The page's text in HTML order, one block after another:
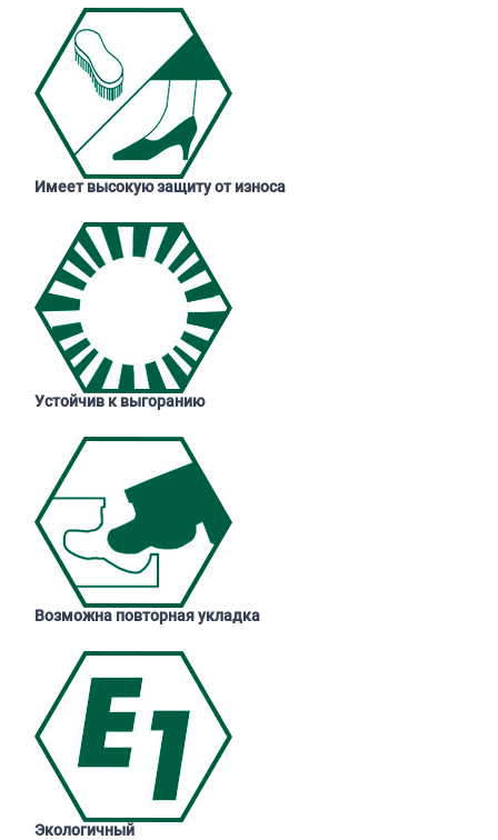
Имеет высокую защиту от износа
Устойчив к выгоранию
Возможна повторная укладка
Экологичный